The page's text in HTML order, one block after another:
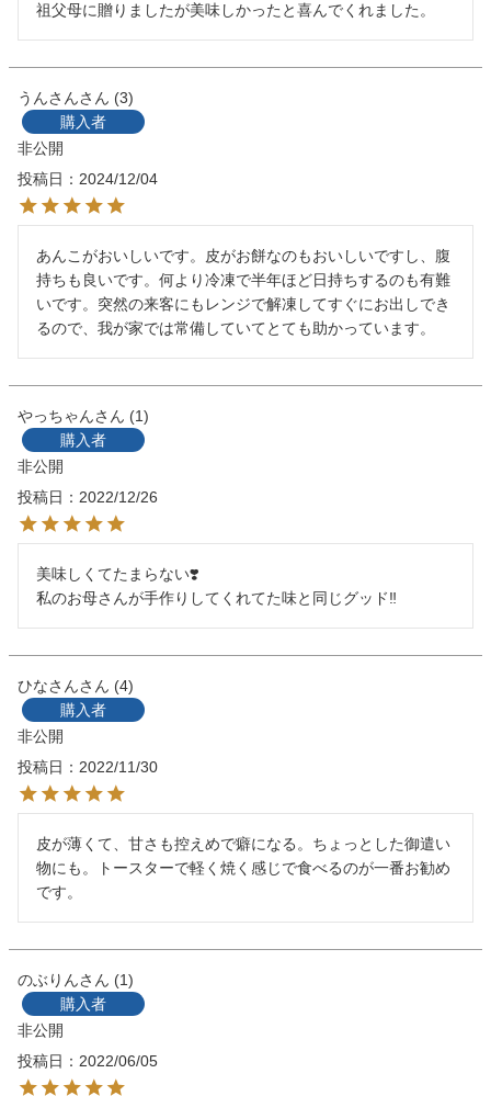
祖父母に贈りましたが美味しかったと喜んでくれました。
うんさん
3
購入者
非公開
投稿日
2024/12/04
あんこがおいしいです。皮がお餅なのもおいしいですし、腹
持ちも良いです。何より冷凍で半年ほど日持ちするのも有難
いです。突然の来客にもレンジで解凍してすぐにお出しでき
るので、我が家では常備していてとても助かっています。
やっちゃん
1
購入者
非公開
投稿日
2022/12/26
美味しくてたまらない❣️
私のお母さんが手作りしてくれてた味と同じグッド‼️
ひなさん
4
購入者
非公開
投稿日
2022/11/30
皮が薄くて、甘さも控えめで癖になる。ちょっとした御遣い
物にも。トースターで軽く焼く感じで食べるのが一番お勧め
です。
のぶりん
1
購入者
非公開
投稿日
2022/06/05